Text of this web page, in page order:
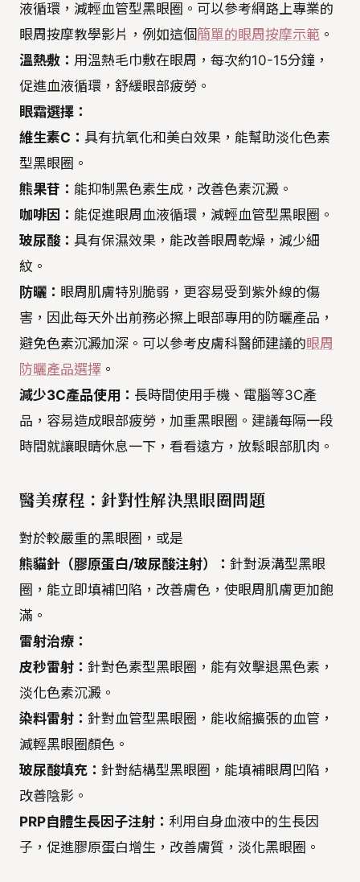
液循環，減輕血管型黑眼圈。可以參考網路上專業的
眼周按摩教學影片，例如這個簡單的眼周按摩示範 。
溫熱敷： 用溫熱毛巾敷在眼周，每次約10-15分鐘，
促進血液循環，舒緩眼部疲勞。
眼霜選擇：
維生素C： 具有抗氧化和美白效果，能幫助淡化色素
型黑眼圈。
熊果苷： 能抑制黑色素生成，改善色素沉澱。
咖啡因： 能促進眼周血液循環，減輕血管型黑眼圈。
玻尿酸： 具有保濕效果，能改善眼周乾燥，減少細
紋。
防曬： 眼周肌膚特別脆弱，更容易受到紫外線的傷
害，因此每天外出前務必擦上眼部專用的防曬產品，
避免色素沉澱加深。可以參考皮膚科醫師建議的眼周
防曬產品選擇 。
減少3C產品使用： 長時間使用手機、電腦等3C產
品，容易造成眼部疲勞，加重黑眼圈。建議每隔一段
時間就讓眼睛休息一下，看看遠方，放鬆眼部肌肉。
醫美療程：針對性解決黑眼圈問題
對於較嚴重的黑眼圈，或是
熊貓針（膠原蛋白/玻尿酸注射）： 針對淚溝型黑眼
圈，能立即填補凹陷，改善膚色，使眼周肌膚更加飽
滿。
雷射治療：
皮秒雷射： 針對色素型黑眼圈，能有效擊退黑色素，
淡化色素沉澱。
染料雷射： 針對血管型黑眼圈，能收縮擴張的血管，
減輕黑眼圈顏色。
玻尿酸填充： 針對結構型黑眼圈，能填補眼周凹陷，
改善陰影。
PRP自體生長因子注射： 利用自身血液中的生長因
子，促進膠原蛋白增生，改善膚質，淡化黑眼圈。